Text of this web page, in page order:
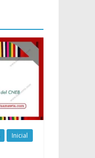
Inicial